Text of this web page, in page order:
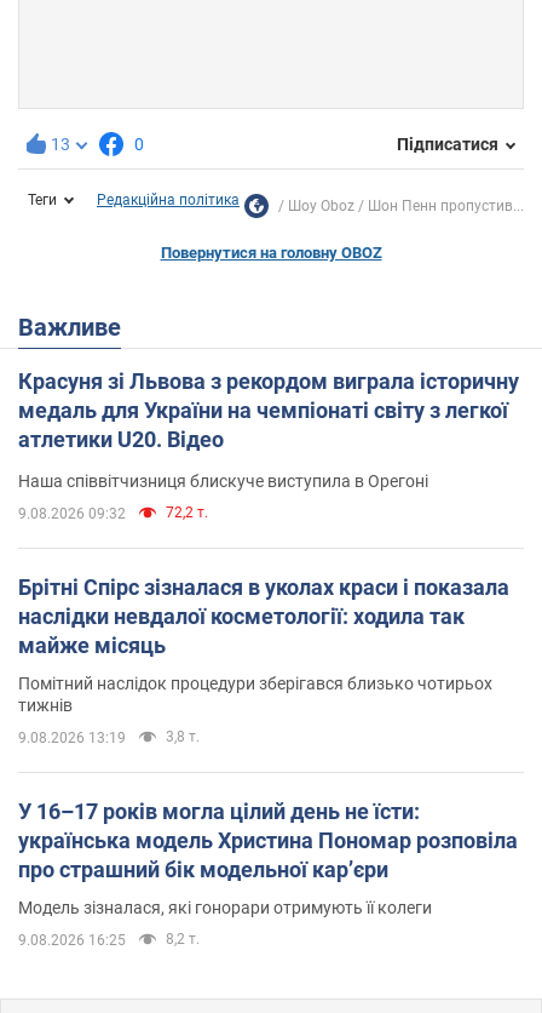
13 0 Підписатися
Теги Редакційна політика Шоу Oboz Шон Пенн пропустив...
Повернутися на головну OBOZ
Важливе
Красуня зі Львова з рекордом виграла історичну
медаль для України на чемпіонаті світу з легкої
атлетики U20. Відео
Наша співвітчизниця блискуче виступила в Орегоні
9.08.2026 09:32 72,2 т.
Брітні Спірс зізналася в уколах краси і показала
наслідки невдалої косметології: ходила так
майже місяць
Помітний наслідок процедури зберігався близько чотирьох
тижнів
9.08.2026 13:19 3,8 т.
У 16–17 років могла цілий день не їсти:
українська модель Христина Пономар розповіла
про страшний бік модельної кар’єри
Модель зізналася, які гонорари отримують її колеги
9.08.2026 16:25 8,2 т.